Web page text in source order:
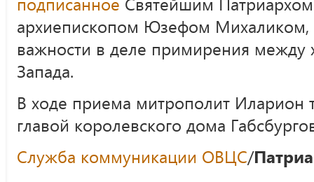
архиепископом Юзефом Михаликом,
важности в деле примирения между
Запада.
В ходе приема митрополит
главой королевского дома
Служба коммуникации ОВЦС/